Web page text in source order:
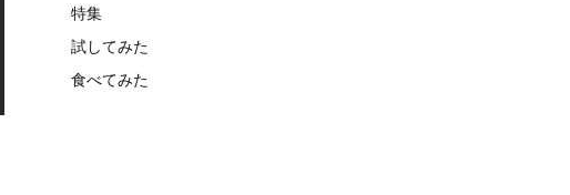
特集
試してみた
食べてみた